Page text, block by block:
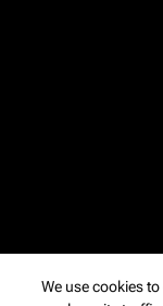
We use cookies